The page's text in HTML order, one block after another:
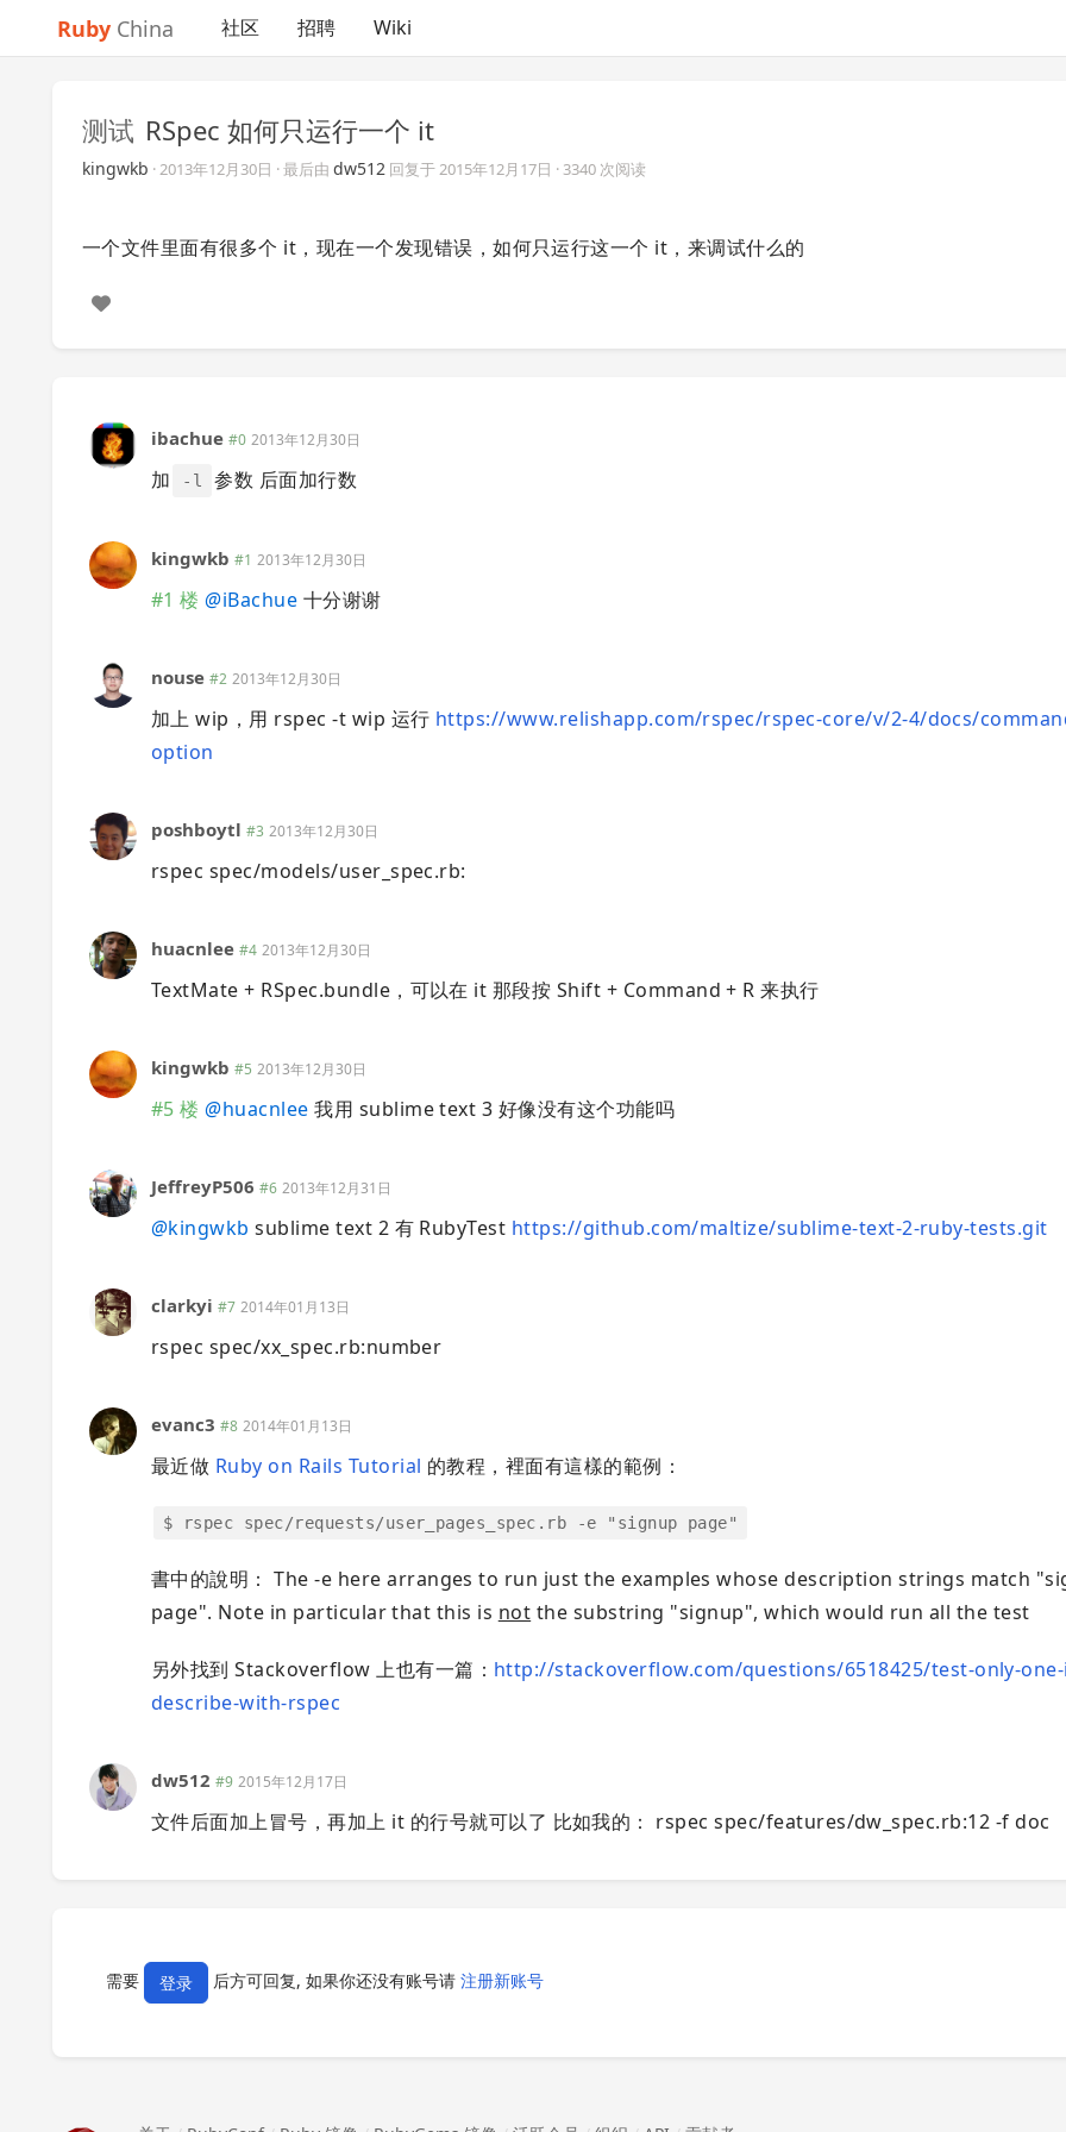
Ruby China 社区 招聘 Wiki
测试 RSpec 如何只运行一个 it
kingwkb ·2013年12月30日 · 最后由 dw512 回复于2015年12月17日 · 3340 次阅读
一个文件里面有很多个 it，现在一个发现错误，如何只运行这一个 it，来调试什么的
ibachue #0 2013年12月30日
加 -l 参数 后面加行数
kingwkb #1 2013年12月30日
#1 楼 @iBachue 十分谢谢
nouse #2 2013年12月30日
加上 wip，用 rspec -t wip 运行 https://www.relishapp.com/rspec/rspec-core/v/2-4/docs/
option
poshboytl #3 2013年12月30日
rspec spec/models/user_spec.rb:
huacnlee #4 2013年12月30日
TextMate + RSpec.bundle，可以在 it 那段按 Shift + Command + R 来执行
kingwkb #5 2013年12月30日
#5 楼 @huacnlee 我用 sublime text 3 好像没有这个功能吗
JeffreyP506 #6 2013年12月31日
@kingwkb sublime text 2 有 RubyTest https://github.com/maltize/sublime-text-2-ruby-tests.git
clarkyi #7 2014年01月13日
rspec spec/xx_spec.rb:number
evanc3 #8 2014年01月13日
最近做 Ruby on Rails Tutorial 的教程，裡面有這樣的範例：
$ rspec spec/requests/user_pages_spec.rb -e "signup page"
書中的說明： The -e here arranges to run just the examples whose description strings match
page". Note in particular that this is not the substring "signup", which would run all the test
另外找到 Stackoverflow 上也有一篇： http://stackoverflow.com/questions/6518425/test-only-
describe-with-rspec
dw512 #9 2015年12月17日
文件后面加上冒号，再加上 it 的行号就可以了 比如我的： rspec spec/features/dw_spec.rb:12 -f doc
需要 登录 后方可回复, 如果你还没有账号请 注册新账号